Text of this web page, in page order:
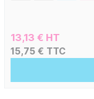
13,13 € HT
15,75 € TTC